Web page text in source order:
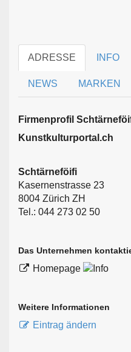
ADRESSE INFO
NEWS MARKEN
Firmen­profil
Kunstkulturportal.ch
Schtärneföifi
Kasernenstrasse 23
8004 Zürich ZH
Tel.: 044 273 02 50
Das Unternehmen
Homepage
Weitere Informationen
Eintrag ändern